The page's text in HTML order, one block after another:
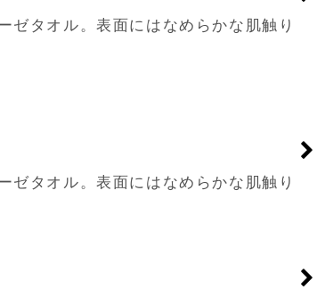
タオル。表面にはなめらかな肌触り
タオル。表面にはなめらかな肌触り